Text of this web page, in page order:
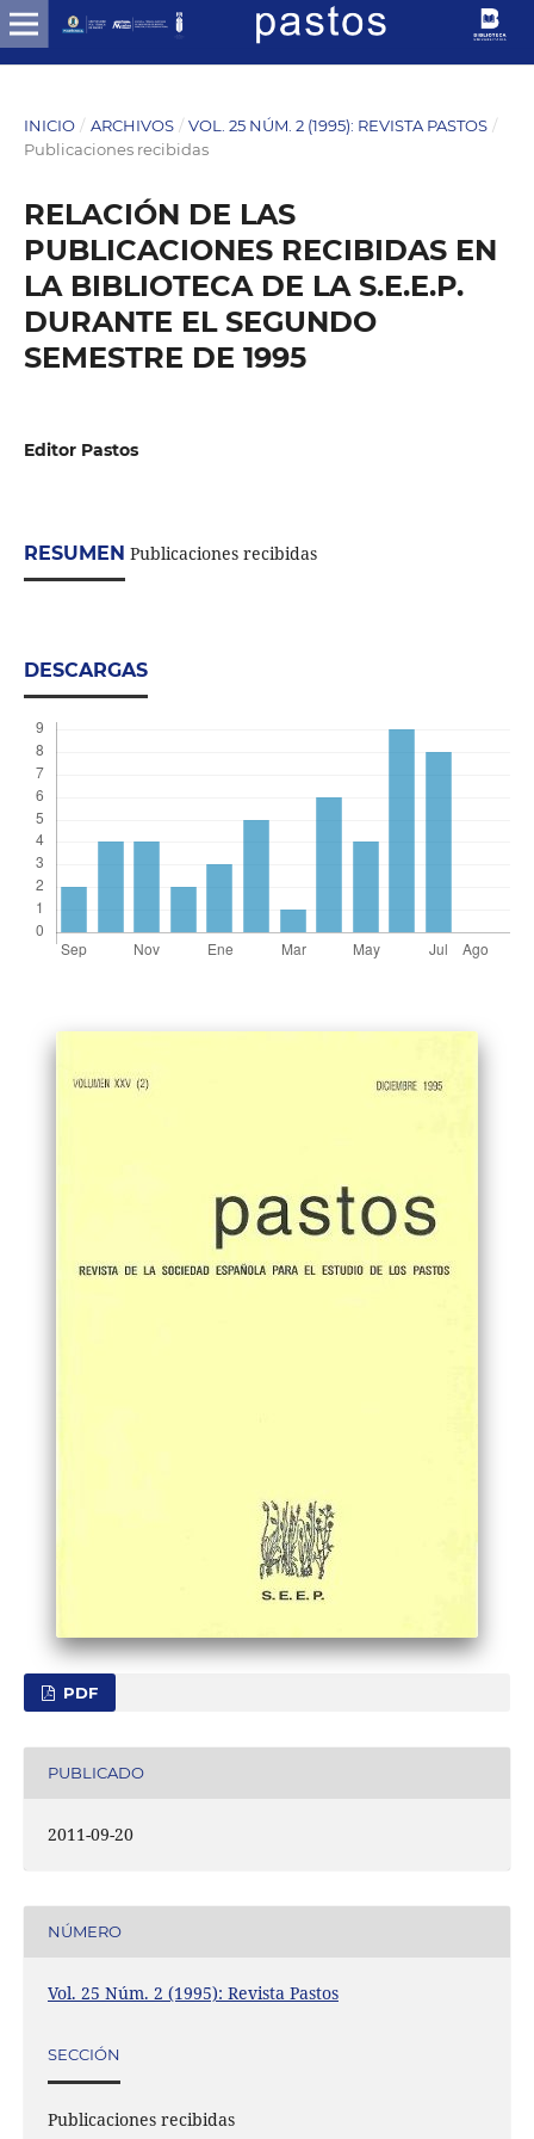
INICIO / ARCHIVOS / VOL. 25 NÚM. 2 (1995): REVISTA PASTOS /
Publicaciones recibidas
RELACIÓN DE LAS
PUBLICACIONES RECIBIDAS EN
LA BIBLIOTECA DE LA S.E.E.P.
DURANTE EL SEGUNDO
SEMESTRE DE 1995
Editor Pastos
RESUMEN Publicaciones recibidas
DESCARGAS
PDF
PUBLICADO
2011-09-20
NÚMERO
Vol. 25 Núm. 2 (1995): Revista Pastos
SECCIÓN
Publicaciones recibidas